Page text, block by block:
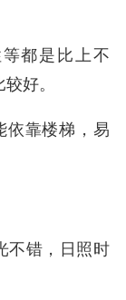
都是比上不
好。
依靠楼梯，易
不错，日照时